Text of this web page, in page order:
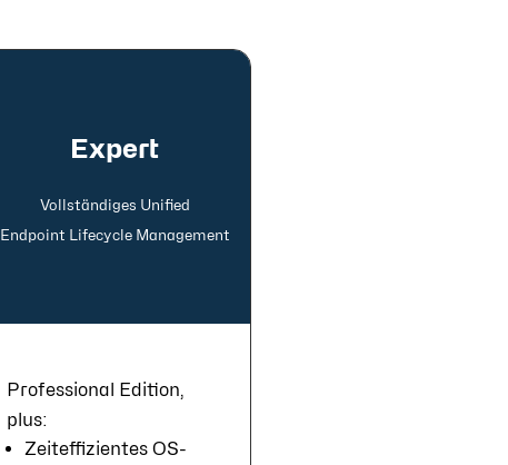
Expert
Voll­ständi­ges Uni­fied
End­point Life­cycle Manage­ment
Professional Edition,
plus:
Zeit­ef­fi­zien­tes OS-